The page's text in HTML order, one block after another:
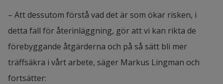
– Att dessutom förstå vad det är som ökar risken, i
detta fall för återinläggning, gör att vi kan rikta de
förebyggande åtgärderna och på så sätt bli mer
träffsäkra i vårt arbete, säger Markus Lingman och
fortsätter: